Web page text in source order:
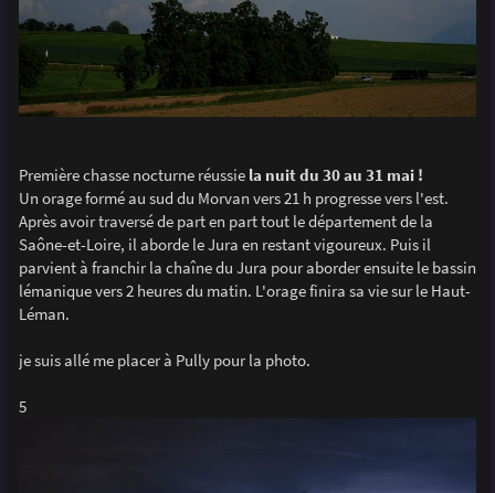
Première chasse nocturne réussie la nuit du 30 au 31 mai !
Un orage formé au sud du Morvan vers 21 h progresse vers l'est.
Après avoir traversé de part en part tout le département de la
Saône-et-Loire, il aborde le Jura en restant vigoureux. Puis il
parvient à franchir la chaîne du Jura pour aborder ensuite le bassin
lémanique vers 2 heures du matin. L'orage finira sa vie sur le Haut-
Léman.
je suis allé me placer à Pully pour la photo.
5